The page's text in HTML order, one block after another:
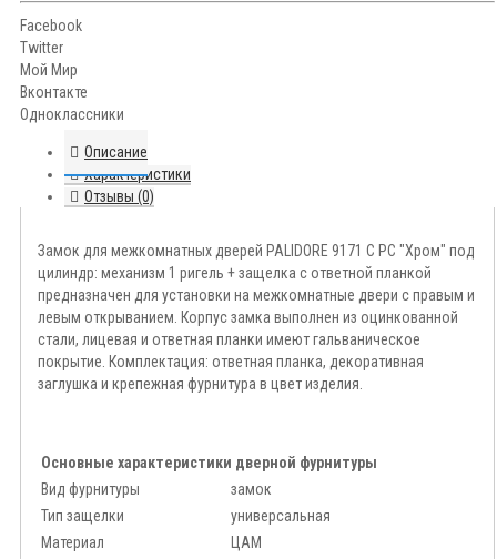
Facebook
Twitter
Мой Мир
Вконтакте
Одноклассники
Описание
Характеристики
Отзывы (0)
Замок для межкомнатных дверей PALIDORE 9171 C PC "Хром" под
цилиндр: механизм 1 ригель + защелка с ответной планкой
предназначен для установки на межкомнатные двери с правым и
левым открыванием. Корпус замка выполнен из оцинкованной
стали, лицевая и ответная планки имеют гальваническое
покрытие. Комплектация: ответная планка, декоративная
заглушка и крепежная фурнитура в цвет изделия.
Основные характеристики дверной фурнитуры
Вид фурнитуры
замок
Тип защелки
универсальная
Материал
ЦАМ